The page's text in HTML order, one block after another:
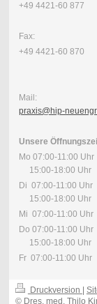
+49 4421-60 877
Fax:
+49 4421-60 870
Mail:
praxis@hip-
Unsere
Mo 07:00-11:00 Uhr
15:00-18:00 Uhr
Di 07:00-11:00 Uhr
15:00-18:00 Uhr
Mi 07:00-11:00 Uhr
Do 07:00-11:00 Uhr
15:00-18:00 Uhr
Fr 07:00-11:00 Uhr
Druckversion |
© Dres. med. Thilo